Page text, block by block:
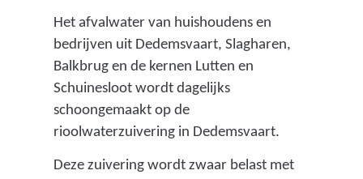
Het afvalwater van huishoudens en
bedrijven uit Dedemsvaart, Slagharen,
Balkbrug en de kernen Lutten en
Schuinesloot wordt dagelijks
schoongemaakt op de
rioolwaterzuivering in Dedemsvaart.
Deze zuivering wordt zwaar belast met